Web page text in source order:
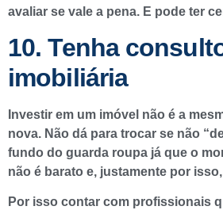
avaliar se vale a pena. E pode ter
10. Tenha
imobiliária
Investir em um imóvel não é a
nova. Não dá para trocar se não
fundo do guarda roupa já que o
não é barato e, justamente por
Por isso contar com profissionais